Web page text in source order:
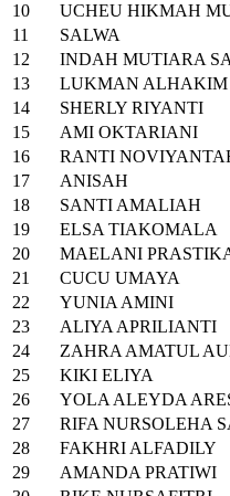
10
UCHEU HIKMAH
11
SALWA
12
INDAH MUTIARA
13
LUKMAN ALHAKIM
14
SHERLY RIYANTI
15
AMI OKTARIANI
16
RANTI
17
ANISAH
18
SANTI AMALIAH
19
ELSA TIAKOMALA
20
MAELANI
21
CUCU UMAYA
22
YUNIA AMINI
23
ALIYA APRILIANTI
24
ZAHRA AMATUL
25
KIKI ELIYA
26
YOLA ALEYDA
27
RIFA NURSOLEHA
28
FAKHRI ALFADILY
29
AMANDA PRATIWI